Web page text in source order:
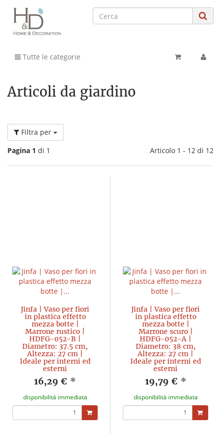
Tutte le categorie
Articoli da giardino
Filtra per
Pagina 1 di 1 Articolo 1 - 12 di 12
Jinfa | Vaso per fiori
in plastica effetto
mezza botte |
Marrone rustico |
HDFG-052-B |
Diametro: 37.5 cm,
Altezza: 27 cm |
Ideale per interni ed
esterni
16,29 € *
disponibilità immediata
Jinfa | Vaso per fiori
in plastica effetto
mezza botte |
Marrone scuro |
HDFG-052-A |
Diametro: 38 cm,
Altezza: 27 cm |
Ideale per interni ed
esterni
19,79 € *
disponibilità immediata